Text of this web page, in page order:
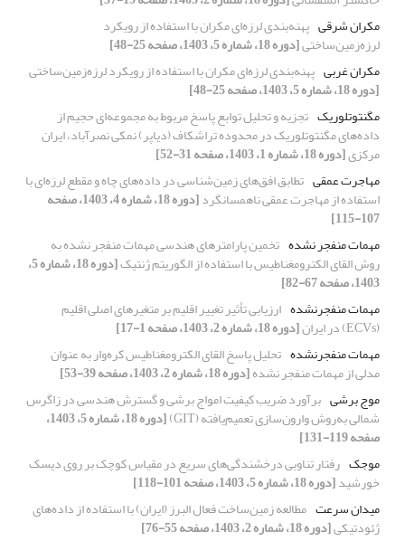
مکران شرقی پهنه‌بندی لرزه‌ای مکران با استفاده از رویکرد
لرزه‌زمین‌ساختی[دوره 18، شماره 5، 1403، صفحه 25-48]
مکران غربی پهنه‌بندی لرزه‌ای مکران با استفاده از رویکرد لرزه‌زمین‌ساختی
[دوره 18، شماره 5، 1403، صفحه 25-48]
مگنتوتلوریک تجزیه و تحلیل توابع پاسخ مربوط به مجموعه‌ای حجیم از
داده‌های مگنتوتلوریک در محدوده تراشکاف (دیاپر) نمکی نصرآباد، ایران
مرکزی[دوره 18، شماره 1، 1403، صفحه 31-52]
مهاجرت عمقی تطابق افق‌های زمین‌شناسی در داده‌های چاه و مقطع لرزه‌ای با
استفاده از مهاجرت عمقی ناهمسانگرد [دوره 18، شماره 4، 1403، صفحه
107-115]
مهمات منفجر نشده تخمین پارامترهای هندسی مهمات منفجر نشده به
روش القای الکترومغناطیس با استفاده از الگوریتم ژنتیک [دوره 18، شماره 5،
1403، صفحه 67-82]
مهمات منفجرنشده ارزیابی تأثیر تغییر اقلیم بر متغیرهای اصلی اقلیم
(ECVs) در ایران
[دوره 18، شماره 2، 1403، صفحه 1-17]
مهمات منفجرنشده تحلیل پاسخ القای الکترومغناطیس کره‌وار به عنوان
مدلی از مهمات منفجر نشده[دوره 18، شماره 2، 1403، صفحه 39-53]
موج برشی برآورد ضریب کیفیت امواج برشی و گسترش هندسی در زاگرس
شمالی به‌روش وارون‌سازی تعمیم‌یافته (GIT) [دوره 18، شماره 5، 1403،
صفحه 119-131]
موجک رفتار تناوبی درخشندگی‌های سریع در مقیاس کوچک بر روی دیسک
خورشید[دوره 18، شماره 5، 1403، صفحه 101-118]
میدان سرعت مطالعه زمین‌ساخت فعال البرز (ایران) با استفاده از داده‌های
ژئودتیکی[دوره 18، شماره 2، 1403، صفحه 55-76]